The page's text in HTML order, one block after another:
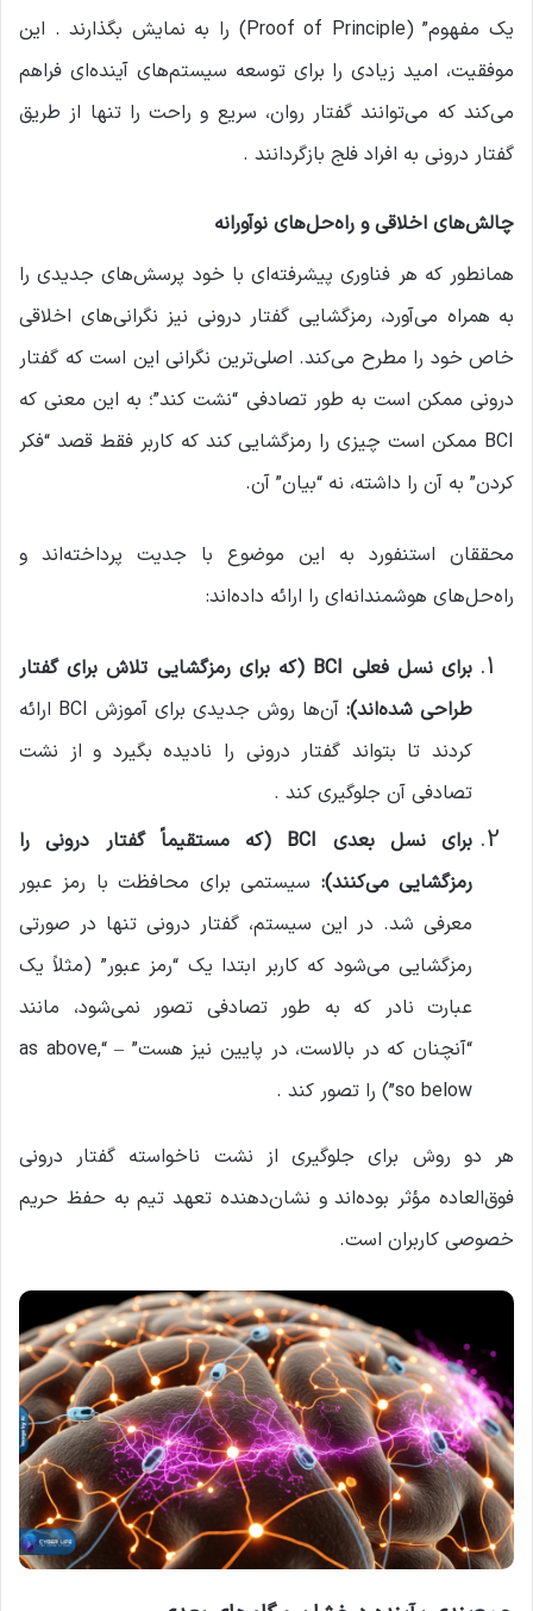
یک مفهوم” (Proof of Principle) را به نمایش بگذارند . این
موفقیت، امید زیادی را برای توسعه سیستم‌های آینده‌ای فراهم
می‌کند که می‌توانند گفتار روان، سریع و راحت را تنها از طریق
گفتار درونی به افراد فلج بازگردانند .
چالش‌های اخلاقی و راه‌حل‌های نوآورانه
همانطور که هر فناوری پیشرفته‌ای با خود پرسش‌های جدیدی را
به همراه می‌آورد، رمزگشایی گفتار درونی نیز نگرانی‌های اخلاقی
خاص خود را مطرح می‌کند. اصلی‌ترین نگرانی این است که گفتار
درونی ممکن است به طور تصادفی “نشت کند”؛ به این معنی که
BCI ممکن است چیزی را رمزگشایی کند که کاربر فقط قصد “فکر
کردن” به آن را داشته، نه “بیان” آن.
محققان استنفورد به این موضوع با جدیت پرداخته‌اند و
راه‌حل‌های هوشمندانه‌ای را ارائه داده‌اند:
برای نسل فعلی
که برای رمزگشایی تلاش برای گفتار
طراحی شده‌اند):
آن‌ها روش جدیدی برای آموزش BCI ارائه
کردند تا بتواند گفتار درونی را نادیده بگیرد و از نشت
تصادفی آن جلوگیری کند .
برای نسل بعدی
که مستقیماً گفتار درونی را
رمزگشایی می‌کنند): سیستمی برای محافظت با رمز عبور
معرفی شد. در این سیستم، گفتار درونی تنها در صورتی
رمزگشایی می‌شود که کاربر ابتدا یک “رمز عبور” (مثلاً یک
عبارت نادر که به طور تصادفی تصور نمی‌شود، مانند
“آنچنان که در بالاست، در پایین نیز هست” – “as above,
so below”) را تصور کند .
هر دو روش برای جلوگیری از نشت ناخواسته گفتار درونی
فوق‌العاده مؤثر بوده‌اند و نشان‌دهنده تعهد تیم به حفظ حریم
خصوصی کاربران است.